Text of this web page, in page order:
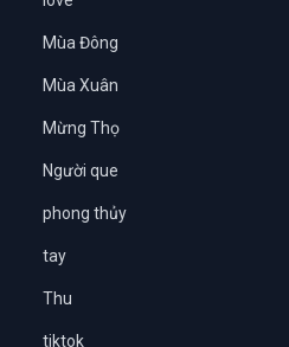
Mùa Đông
Mùa Xuân
Mừng Thọ
Người que
phong thủy
tay
Thu
tiktok